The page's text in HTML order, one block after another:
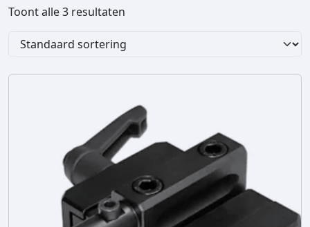
Toont alle 3 resultaten